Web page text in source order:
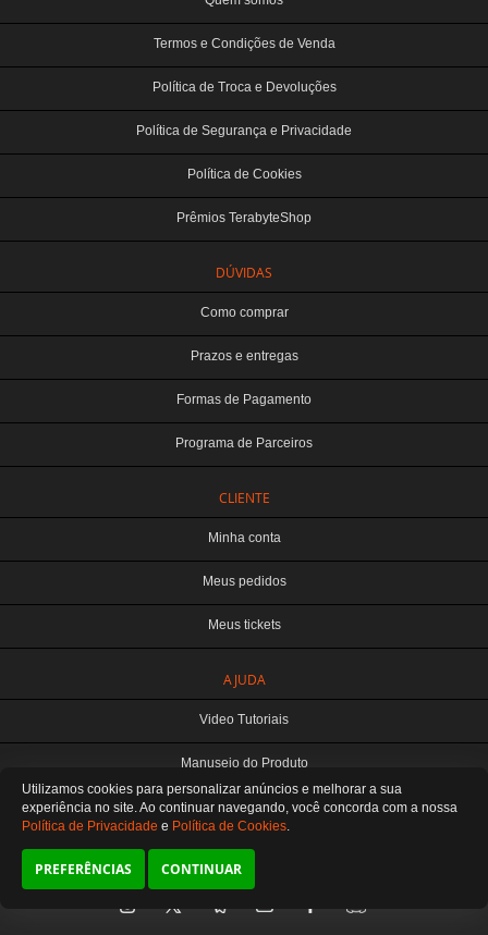
Termos e Condições de Venda
Política de Troca e Devoluções
Política de Segurança e Privacidade
Política de Cookies
Prêmios TerabyteShop
DÚVIDAS
Como comprar
Prazos e entregas
Formas de Pagamento
Programa de Parceiros
CLIENTE
Minha conta
Meus pedidos
Meus tickets
AJUDA
Video Tutoriais
Manuseio do Produto
Fale Conosco
SIGA-NOS
TERABYTE ATACADO E VAREJO DE PRODUTOS DE INFORMATICA LTDA
CNPJ: 07.993.973/0001-18 | Curitiba-PR
Serviçodo Google se aplicam.
De segunda a sexta das 8:30 às 12H / 13H às 18H
SOMOS E-COMMERCE - NÃO TEMOS ATENDIMENTO LOCAL
Preferências de cookies
Utilizamos cookies para personalizar anúncios e melhorar a sua
experiência no site. Ao continuar navegando, você concorda com a nossa
Política de Privacidade e Política de Cookies.
PREFERÊNCIAS CONTINUAR